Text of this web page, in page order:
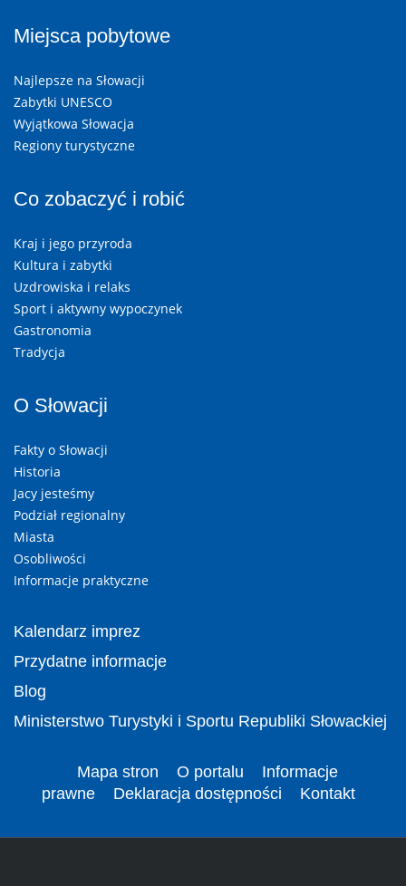
Miejsca pobytowe
Najlepsze na Słowacji
Zabytki UNESCO
Wyjątkowa Słowacja
Regiony turystyczne
Co zobaczyć i robić
Kraj i jego przyroda
Kultura i zabytki
Uzdrowiska i relaks
Sport i aktywny wypoczynek
Gastronomia
Tradycja
O Słowacji
Fakty o Słowacji
Historia
Jacy jesteśmy
Podział regionalny
Miasta
Osobliwości
Informacje praktyczne
Kalendarz imprez
Przydatne informacje
Blog
Ministerstwo Turystyki i Sportu Republiki Słowackiej
Mapa stron O portalu
Informacje
prawne
Deklaracja dostępności Kontakt